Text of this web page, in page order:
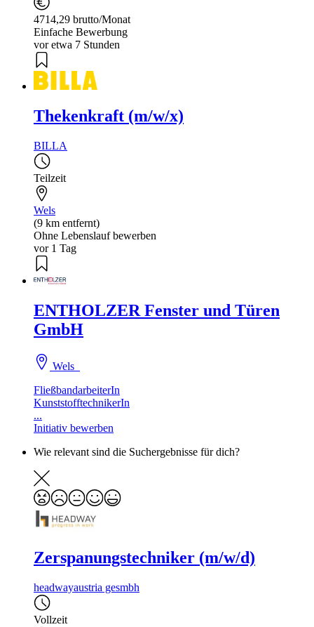
4714,29 brutto/Monat
Einfache Bewerbung
vor etwa 7 Stunden
Thekenkraft (m/w/x)
BILLA
Teilzeit
Wels
(9 km entfernt)
Ohne Lebenslauf bewerben
vor 1 Tag
ENTHOLZER Fenster und Türen
GmbH
Wels
FließbandarbeiterIn
KunststofftechnikerIn
...
Initiativ bewerben
Wie relevant sind die Suchergebnisse für dich?
Zerspanungstechniker (m/w/d)
headwayaustria gesmbh
Vollzeit